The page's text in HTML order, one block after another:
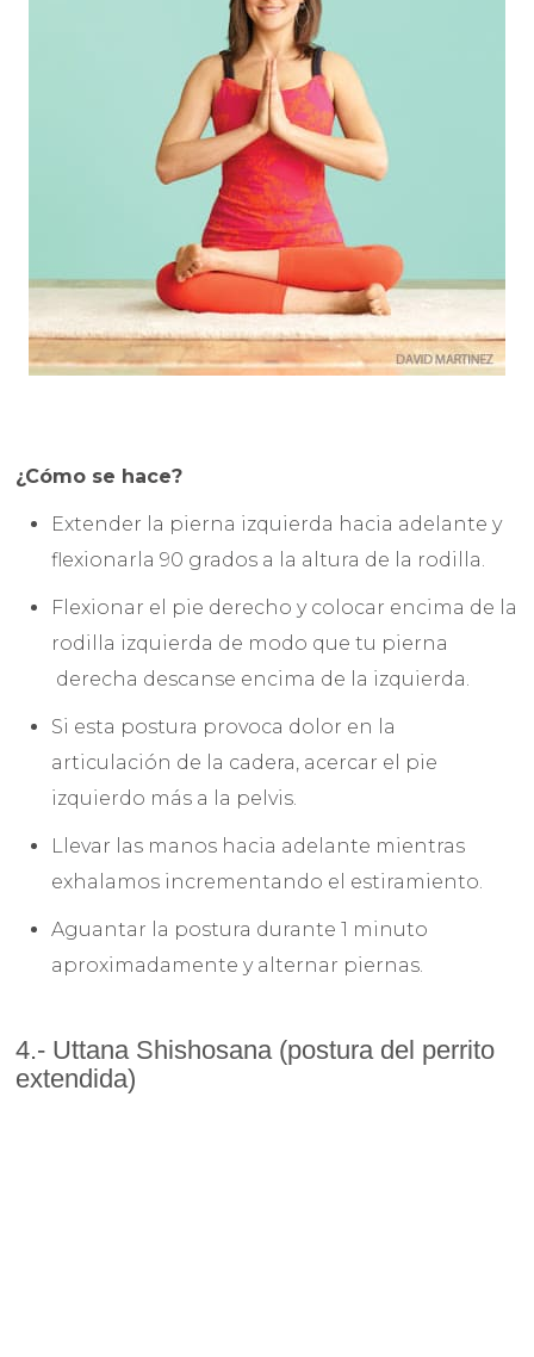
¿Cómo se hace?
Extender la pierna izquierda hacia adelante y
flexionarla 90 grados a la altura de la rodilla.
Flexionar el pie derecho y colocar encima de la
rodilla izquierda de modo que tu pierna
derecha descanse encima de la izquierda.
Si esta postura provoca dolor en la
articulación de la cadera, acercar el pie
izquierdo más a la pelvis.
Llevar las manos hacia adelante mientras
exhalamos incrementando el estiramiento.
Aguantar la postura durante 1 minuto
aproximadamente y alternar piernas.
4.- Uttana Shishosana (postura del perrito
extendida)